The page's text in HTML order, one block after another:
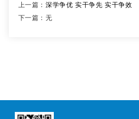
上一篇： 深学争优 实干争先 实干争效
下一篇： 无